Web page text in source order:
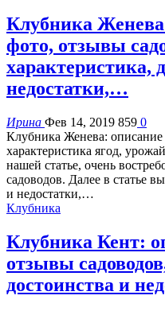
Клубника
фото, отзывы
характеристика,
недостатки,…
Ирина Фев 14, 2019 859 0
Клубника Женева: описание
характеристика ягод,
нашей статье, очень
садоводов. Далее в статье
и недостатки,…
Клубника
Клубника Кент:
отзывы
достоинства и